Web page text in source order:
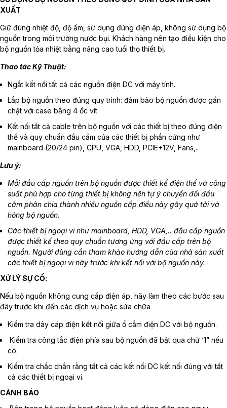
XUẤT
Giữ đúng nhiệt độ, độ ẩm, sử dụng đúng điện áp, không sử dụng bộ
nguồn trong môi trường nước bụi. Khách hàng nên tạo điều kiện cho
bộ nguồn tỏa nhiệt bằng nâng cao tuổi thọ thiết bị.
Thao tác Kỹ Thuật:
Ngắt kết nối tất cả các nguồn điện DC với máy tính.
Lắp bộ nguồn theo đúng quy trình: đảm bảo bộ nguồn được gắn
chặt với case bằng 4 ốc vít
Kết nối tất cả cable trên bộ nguồn với các thiết bị theo đúng điện
thế và quy chuẩn đầu cắm của các thiết bị phần cứng như
mainboard (20/24 pin), CPU, VGA, HDD, PCIE+12V, Fans,..
Lưu ý:
Mỗi đầu cấp nguồn trên bộ nguồn được thiết kế điện thế và công
suất phù hợp cho từng thiết bị không nên tự ý chuyển đổi đầu
cắm phân chia thành nhiều nguồn cấp điều này gây quá tải và
hỏng bộ nguồn.
Các thiết bị ngoại vi như mainboard, HDD, VGA,.. đầu cấp nguồn
được thiết kế theo quy chuẩn tương ứng với đầu cấp trên bộ
nguồn. Người dùng cần tham khảo hướng dẫn của nhà sản xuất
các thiết bị ngoại vi này trước khi kết nối với bộ nguồn này.
XỬ LÝ SỰ CỐ:
Nếu bộ nguồn không cung cấp điện áp, hãy làm theo các bước sau
đây trước khi đến các dịch vụ hoặc sửa chữa
Kiểm tra dây cáp điện kết nối giữa ổ cắm điện DC với bộ nguồn.
Kiểm tra công tắc điện phía sau bộ nguồn đã bật qua chữ “I” nếu
có.
Kiểm tra chắc chắn rằng tất cả các kết nối DC kết nối đúng với tất
cả các thiết bị ngoại vi.
CẢNH BÁO